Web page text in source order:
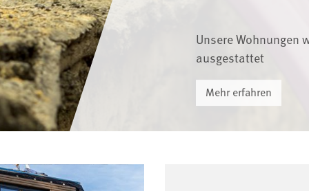
Unsere Wohnungen
ausgestattet
Mehr erfahren